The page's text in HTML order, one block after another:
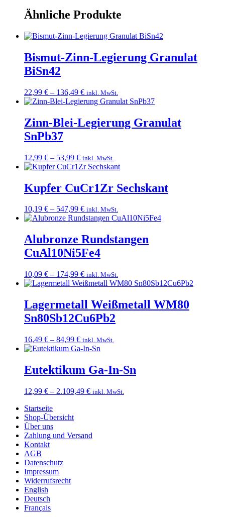
Ähnliche Produkte
Bismut-Zinn-Legierung Granulat
BiSn42
22,99 € – 136,49 €Preisspanne:
22,99 €
136,49 €
inkl. MwSt.
Zinn-Blei-Legierung Granulat
SnPb37
12,99 € – 53,99 €Preisspanne:
12,99 €
53,99 €
inkl. MwSt.
Kupfer CuCr1Zr Sechskant
10,19 € – 547,99 €Preisspanne:
10,19 €
547,99 €
inkl. MwSt.
Alubronze Rundstangen
CuAl10Ni5Fe4
10,09 € – 174,99 €Preisspanne:
10,09 €
174,99 €
inkl. MwSt.
Lagermetall Weißmetall WM80
Sn80Sb12Cu6Pb2
16,49 € – 84,99 €Preisspanne:
16,49 €
84,99 €
inkl. MwSt.
Eutektikum Ga-In-Sn
12,99 € – 2.109,49 €Preisspanne:
inkl. MwSt.
Startseite
Shop-Übersicht
Über uns
Zahlung und Versand
Kontakt
AGB
Datenschutz
Impressum
Widerrufsrecht
English
Deutsch
Français